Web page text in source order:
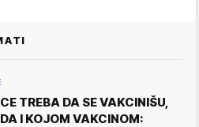
TREBA DA SE VAKCINIŠU,
I KOJOM VAKCINOM: